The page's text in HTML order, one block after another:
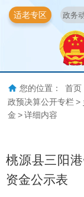
适老专区
您的位置： 首页
政预决算公开专栏 >
金 > 详细内容
桃源县三阳
资金公示表